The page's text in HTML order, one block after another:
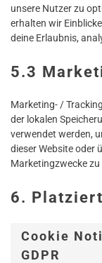
unsere Nutzer zu
erhalten wir
deine Erlaubnis,
5.3
Marketing- /
der lokalen
verwendet werden,
dieser Website oder
Marketingzwecke
6.
Cookie
GDPR